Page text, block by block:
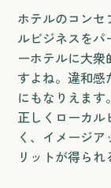
ホテルのコンセ
ルビジネスをパ
ーホテルに大
すよね。違和感
にもなりえます。
正しくローカル
く、イメージ
リットが得られ